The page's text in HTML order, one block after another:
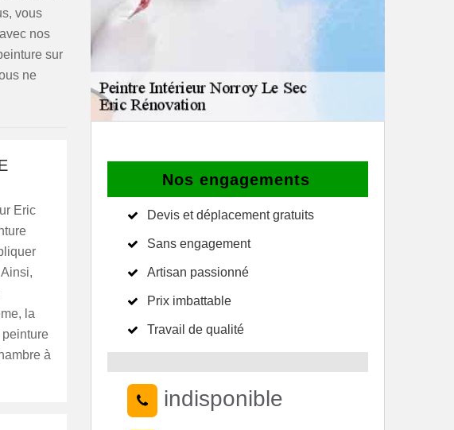
vous
nos
sur
ne
Eric
la
à
Nos engagements
Devis et déplacement gratuits
Sans engagement
Artisan passionné
Prix imbattable
Travail de qualité
indisponible